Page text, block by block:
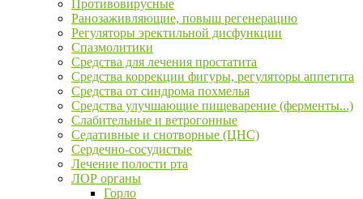
Противовирусные
Ранозаживляющие, повыш регенерацию
Регуляторы эректильной дисфункции
Спазмолитики
Средства для лечения простатита
Средства коррекции фигуры, регуляторы аппетита
Средства от синдрома похмелья
Средства улучшающие пищеварение (ферменты...)
Слабительные и ветрогонные
Седативные и снотворные (ЦНС)
Сердечно-сосудистые
Лечение полости рта
ЛОР органы
Горло